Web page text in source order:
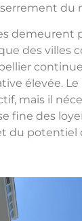
du
demeurent
des villes
élevée.
mais il
fine des
du potentiel